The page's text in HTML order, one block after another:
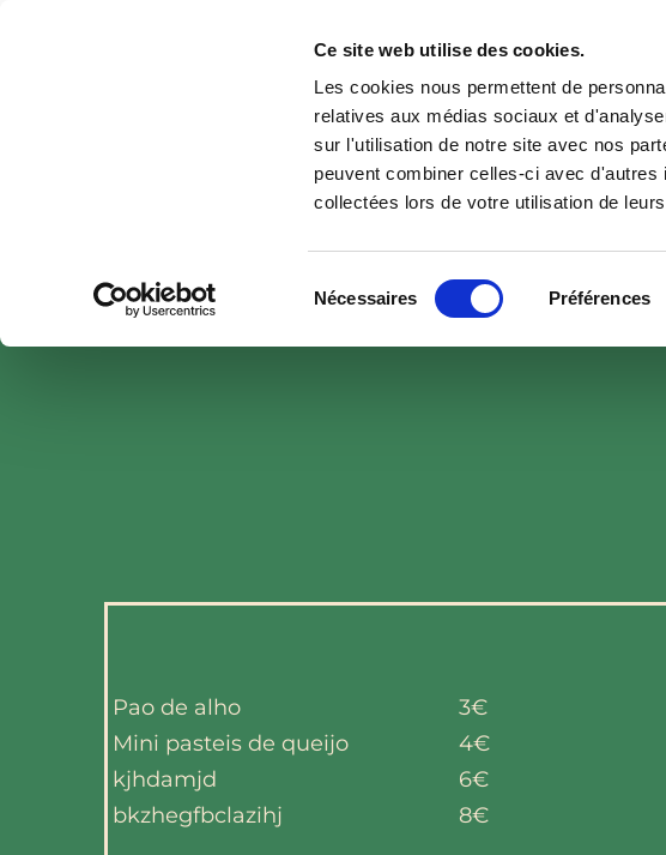
Ce site web utilise des cookies.
Les cookies nous permettent de
relatives aux médias sociaux et
sur l'utilisation de notre site avec nos
peuvent combiner celles-ci avec
collectées lors de votre utilisation de
du
Nécessaires Préférences
Pao de alho 3€
Mini pasteis de queijo
4€
kjhdamjd
6€
bkzhegfbclazihj
8€